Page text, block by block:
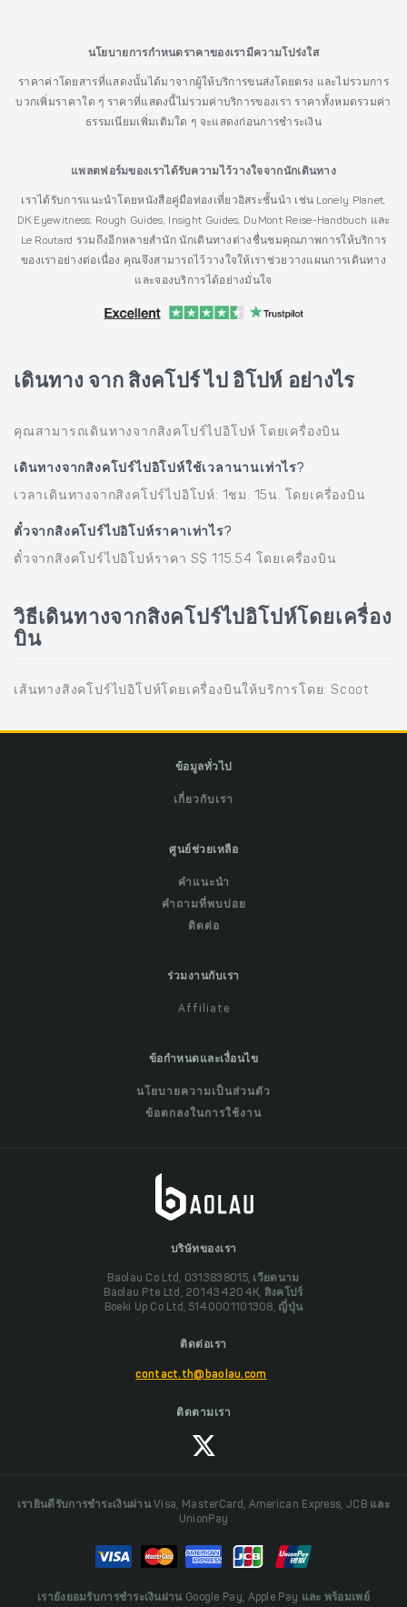
นโยบายการกำหนดราคาของเรามีความโปร่งใส
ราคาค่าโดยสารที่แสดงนั้นได้มาจากผู้ให้บริการขนส่งโดยตรง และไม่รวมการ
บวกเพิ่มราคาใด ๆ ราคาที่แสดงนี้ไม่รวมค่าบริการของเรา ราคาทั้งหมดรวมค่า
ธรรมเนียมเพิ่มเติมใด ๆ จะแสดงก่อนการชำระเงิน
แพลตฟอร์มของเราได้รับความไว้วางใจจากนักเดินทาง
เราได้รับการแนะนำโดยหนังสือคู่มือท่องเที่ยวอิสระชั้นนำ เช่น Lonely Planet,
DK Eyewitness, Rough Guides, Insight Guides, DuMont Reise-Handbuch และ
Le Routard รวมถึงอีกหลายสำนัก นักเดินทางต่างชื่นชมคุณภาพการให้บริการ
ของเราอย่างต่อเนื่อง คุณจึงสามารถไว้วางใจให้เราช่วยวางแผนการเดินทาง
และจองบริการได้อย่างมั่นใจ
เดินทาง จาก สิงคโปร์ ไป อิโปห์ อย่างไร
คุณสามารถเดินทางจากสิงคโปร์ไปอิโปห์ โดยเครื่องบิน
เดินทางจากสิงคโปร์ไปอิโปห์ใช้เวลานานเท่าไร?
เวลาเดินทางจากสิงคโปร์ไปอิโปห์: 1ชม. 15น. โดยเครื่องบิน
ตั๋วจากสิงคโปร์ไปอิโปห์ราคาเท่าไร?
ตั๋วจากสิงคโปร์ไปอิโปห์ราคา S$ 115.54 โดยเครื่องบิน
วิธีเดินทางจากสิงคโปร์ไปอิโปห์โดยเครื่อง
บิน
เส้นทางสิงคโปร์ไปอิโปห์โดยเครื่องบินให้บริการโดย: Scoot
ข้อมูลทั่วไป
เกี่ยวกับเรา
ศูนย์ช่วยเหลือ
คำแนะนำ
คำถามที่พบบ่อย
ติดต่อ
ร่วมงานกับเรา
Affiliate
ข้อกำหนดและเงื่อนไข
นโยบายความเป็นส่วนตัว
ข้อตกลงในการใช้งาน
บริษัทของเรา
Baolau Co Ltd, 0313838015, เวียดนาม
Baolau Pte Ltd, 201434204K, สิงคโปร์
Boeki Up Co Ltd, 5140001101308, ญี่ปุ่น
ติดต่อเรา
contact.th@baolau.com
ติดตามเรา
เรายินดีรับการชำระเงินผ่าน Visa, MasterCard, American Express, JCB และ
UnionPay
เรายังยอมรับการชำระเงินผ่าน Google Pay, Apple Pay และ พร้อมเพย์